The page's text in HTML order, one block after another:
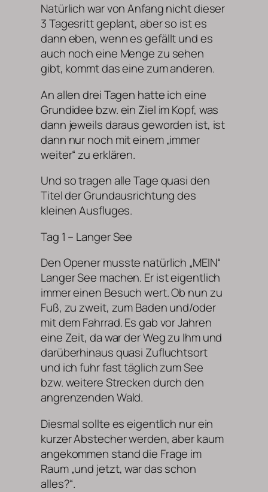
Natürlich war von Anfang nicht dieser
3 Tagesritt geplant, aber so ist es
dann eben, wenn es gefällt und es
auch noch eine Menge zu sehen
gibt, kommt das eine zum anderen.
An allen drei Tagen hatte ich eine
Grundidee bzw. ein Ziel im Kopf, was
dann jeweils daraus geworden ist, ist
dann nur noch mit einem „immer
weiter“ zu erklären.
Und so tragen alle Tage quasi den
Titel der Grundausrichtung des
kleinen Ausfluges.
Tag 1 – Langer See
Den Opener musste natürlich „MEIN“
Langer See machen. Er ist eigentlich
immer einen Besuch wert. Ob nun zu
Fuß, zu zweit, zum Baden und/oder
mit dem Fahrrad. Es gab vor Jahren
eine Zeit, da war der Weg zu Ihm und
darüberhinaus quasi Zufluchtsort
und ich fuhr fast täglich zum See
bzw. weitere Strecken durch den
angrenzenden Wald.
Diesmal sollte es eigentlich nur ein
kurzer Abstecher werden, aber kaum
angekommen stand die Frage im
Raum „und jetzt, war das schon
alles?“.